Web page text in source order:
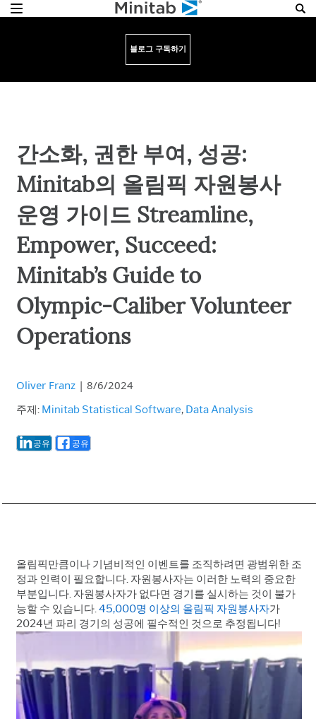
블로그 구독하기
간소화, 권한 부여, 성공:
Minitab의 올림픽 자원봉사
운영 가이드 Streamline,
Empower, Succeed:
Minitab’s Guide to
Olympic-Caliber Volunteer
Operations
Oliver Franz | 8/6/2024
주제: Minitab Statistical Software, Data Analysis
공유 공유
올림픽만큼이나 기념비적인 이벤트를 조직하려면 광범위한 조
정과 인력이 필요합니다. 자원봉사자는 이러한 노력의 중요한
부분입니다 자원봉사자가 없다면 경기를 실시하는 것이 불가
능할 수 있습니다 45,000명 이상의 올림픽 자원봉사자가
2024년 파리 경기의 성공에 필수적인 것으로 추정됩니다!